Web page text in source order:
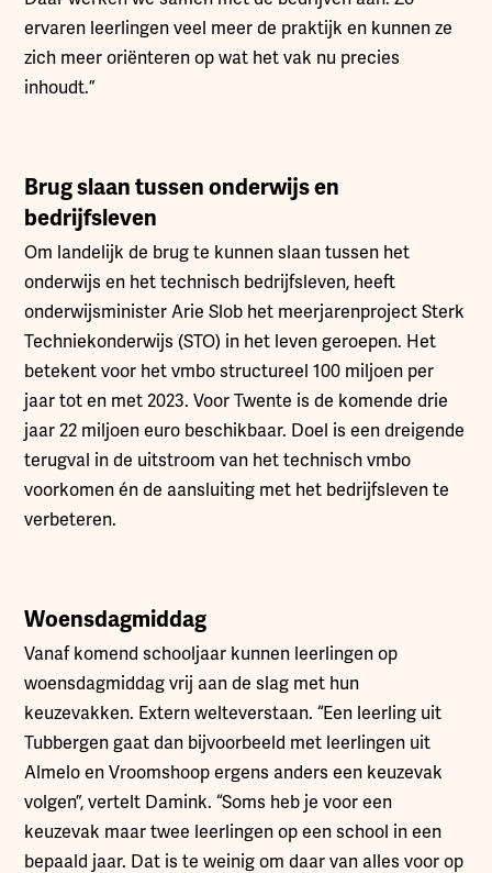
ervaren leerlingen veel meer de praktijk en kunnen ze
zich meer oriënteren op wat het vak nu precies
inhoudt.”
Brug slaan tussen onderwijs en
bedrijfsleven
Om landelijk de brug te kunnen slaan tussen het
onderwijs en het technisch bedrijfsleven, heeft
onderwijsminister Arie Slob het meerjarenproject Sterk
Techniekonderwijs (STO) in het leven geroepen. Het
betekent voor het vmbo structureel 100 miljoen per
jaar tot en met 2023. Voor Twente is de komende drie
jaar 22 miljoen euro beschikbaar. Doel is een dreigende
terugval in de uitstroom van het technisch vmbo
voorkomen én de aansluiting met het bedrijfsleven te
verbeteren.
Woensdagmiddag
Vanaf komend schooljaar kunnen leerlingen op
woensdagmiddag vrij aan de slag met hun
keuzevakken. Extern welteverstaan. “Een leerling uit
Tubbergen gaat dan bijvoorbeeld met leerlingen uit
Almelo en Vroomshoop ergens anders een keuzevak
volgen”, vertelt Damink. “Soms heb je voor een
keuzevak maar twee leerlingen op een school in een
bepaald jaar. Dat is te weinig om daar van alles voor op